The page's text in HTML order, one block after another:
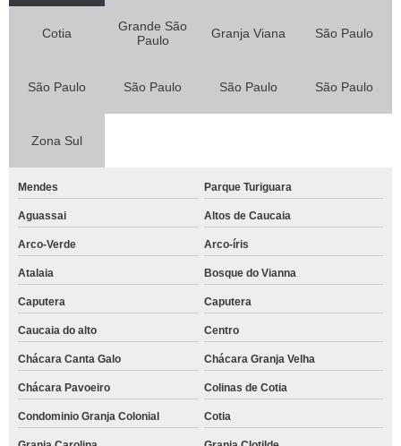
Cotia
Grande São
Paulo
Granja Viana São Paulo
São Paulo São Paulo São Paulo São Paulo
Zona Sul
Mendes Parque Turiguara
Aguassai Altos de Caucaia
Arco-Verde Arco-íris
Atalaia Bosque do Vianna
Caputera Caputera
Caucaia do alto Centro
Chácara Canta Galo Chácara Granja Velha
Chácara Pavoeiro Colinas de Cotia
Condominio Granja Colonial Cotia